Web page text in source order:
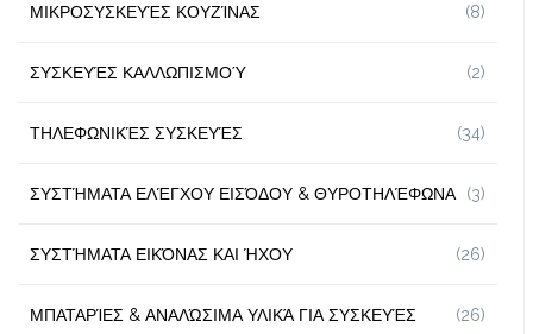
ΜΙΚΡΟΣΥΣΚΕΥΈΣ ΚΟΥΖΊΝΑΣ (8)
ΣΥΣΚΕΥΈΣ ΚΑΛΛΩΠΙΣΜΟΎ (2)
ΤΗΛΕΦΩΝΙΚΈΣ ΣΥΣΚΕΥΈΣ (34)
ΣΥΣΤΉΜΑΤΑ ΕΛΈΓΧΟΥ ΕΙΣΌΔΟΥ & ΘΥΡΟΤΗΛΈΦΩΝΑ (3)
ΣΥΣΤΉΜΑΤΑ ΕΙΚΌΝΑΣ ΚΑΙ ΉΧΟΥ (26)
ΜΠΑΤΑΡΊΕΣ & ΑΝΑΛΏΣΙΜΑ ΥΛΙΚΆ ΓΙΑ ΣΥΣΚΕΥΈΣ (26)